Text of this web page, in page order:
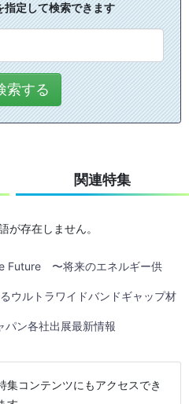
指定して検索できます
索する
関連特集
が存在しません。
Future 〜将来のエネルギー供
ウルトラワイドバンドギャップ材
ン各社出展最新情報
集コンテンツにもアクセスでき